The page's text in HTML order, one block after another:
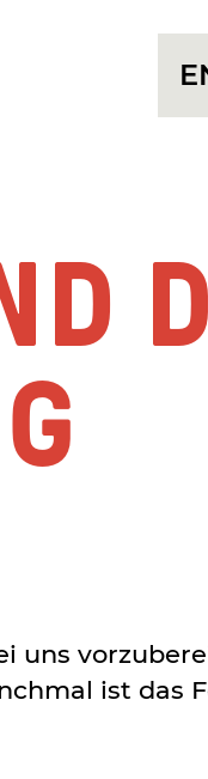
uns
ist das